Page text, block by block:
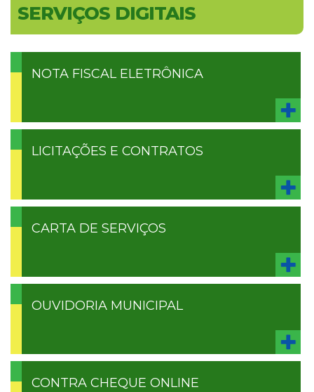
SERVIÇOS DIGITAIS
NOTA FISCAL ELETRÔNICA
LICITAÇÕES E CONTRATOS
CARTA DE SERVIÇOS
OUVIDORIA MUNICIPAL
CONTRA CHEQUE ONLINE